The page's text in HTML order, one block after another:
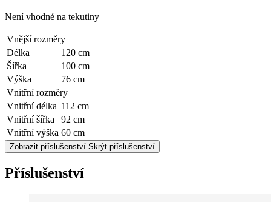
Není vhodné na tekutiny
Vnější rozměry
Délka
120 cm
Šířka
100 cm
Výška
76 cm
Vnitřní rozměry
Vnitřní délka 112 cm
Vnitřní šířka
92 cm
Vnitřní výška 60 cm
Zobrazit příslušenství Skrýt příslušenství
Příslušenství